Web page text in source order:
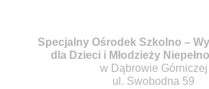
Specjalny Ośrodek Szkolno –
dla Dzieci i Młodzieży
w Dąbrowie Górniczej
ul. Swobodna 59